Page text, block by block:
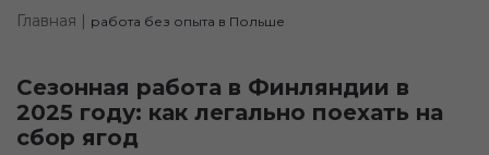
Главная | работа без опыта в Польше
Сезонная работа в Финляндии в
2025 году: как легально поехать на
сбор ягод